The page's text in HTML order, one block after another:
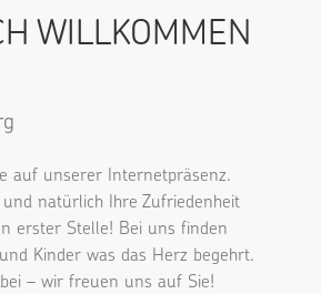
WILLKOMMEN
auf unserer Internetpräsenz.
und natürlich Ihre Zufriedenheit
erster Stelle! Bei uns finden
Kinder was das Herz begehrt.
– wir freuen uns auf Sie!